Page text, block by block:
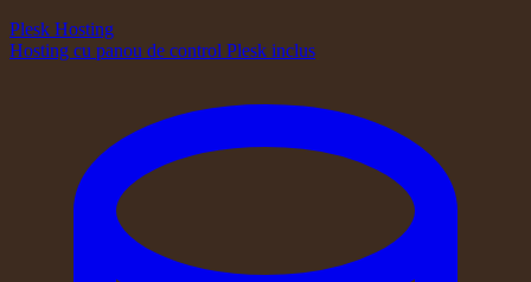
Plesk Hosting
Hosting cu panou de control Plesk inclus